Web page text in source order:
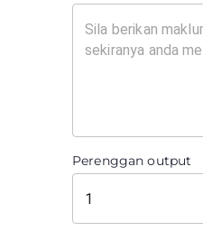
Perenggan output